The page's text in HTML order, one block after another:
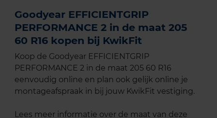
Goodyear EFFICIENTGRIP
PERFORMANCE 2 in de maat 205
60 R16 kopen bij KwikFit
Koop de Goodyear EFFICIENTGRIP
PERFORMANCE 2 in de maat 205 60 R16
eenvoudig online en plan ook gelijk online je
montageafspraak in bij jouw KwikFit vestiging.
Lees meer informatie over de maat van deze